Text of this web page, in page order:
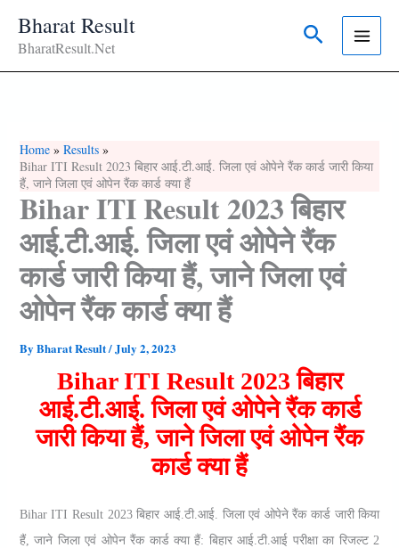
Bharat Result
BharatResult.Net Search
Home
Results
Bihar ITI Result 2023 बिहार आई.टी.आई. जिला एवं ओपेने रैंक कार्ड जारी किया
हैं, जाने जिला एवं ओपेन रैंक कार्ड क्या हैं
Bihar ITI Result 2023 बिहार
आई.टी.आई. जिला एवं ओपेने रैंक
कार्ड जारी किया हैं, जाने जिला एवं
ओपेन रैंक कार्ड क्या हैं
By Bharat Result/July 2, 2023
Bihar ITI Result 2023 बिहार
आई.टी.आई. जिला एवं ओपेने रैंक कार्ड
जारी किया हैं, जाने जिला एवं ओपेन रैंक
कार्ड क्या हैं
Bihar ITI Result 2023 बिहार आई.टी.आई. जिला एवं ओपेने रैंक कार्ड जारी किया
हैं, जाने जिला एवं ओपेन रैंक कार्ड क्या हैं: बिहार आई.टी.आई परीक्षा का रिजल्ट 2